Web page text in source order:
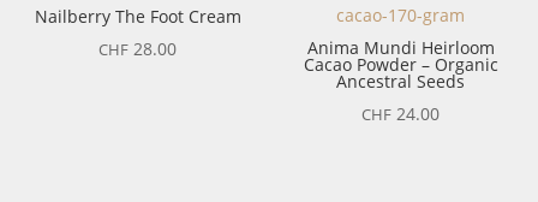
Nailberry The Foot Cream
CHF 28.00 Anima Mundi Heirloom
Cacao Powder – Organic
Ancestral Seeds
CHF 24.00